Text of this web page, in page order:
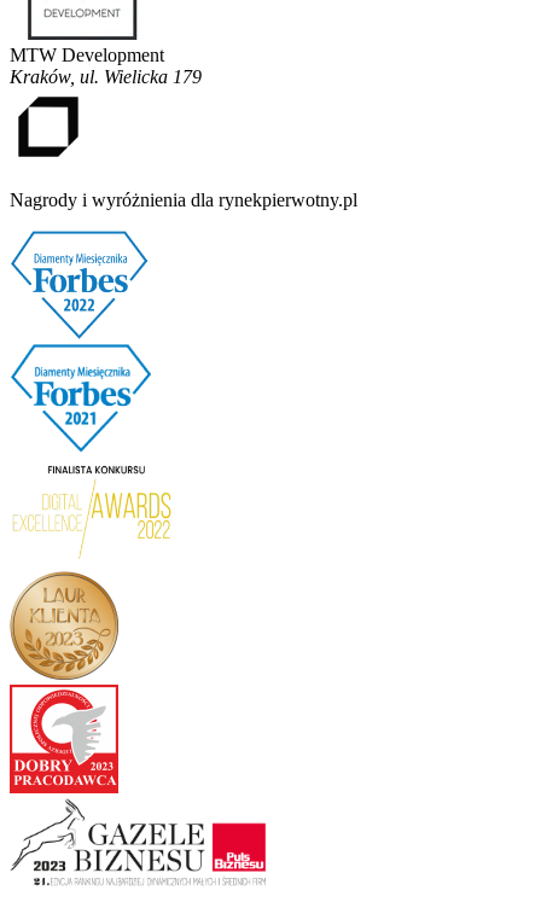
MTW Development
Kraków, ul. Wielicka 179
Nagrody i wyróżnienia dla rynekpierwotny.pl